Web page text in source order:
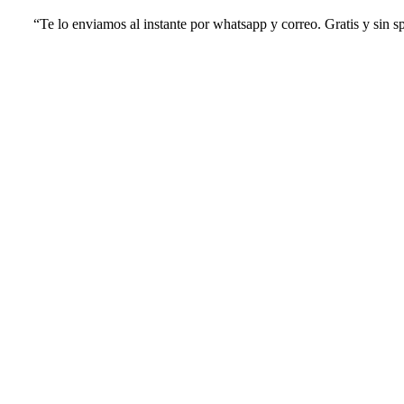
“Te lo enviamos al instante por whatsapp y correo. Gratis y sin